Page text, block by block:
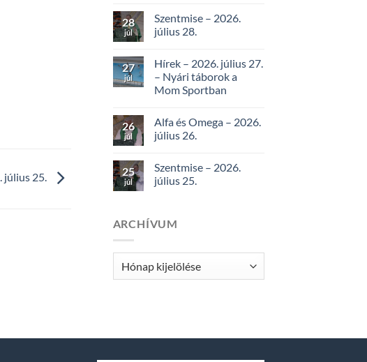
július 25.
28
júl
Szentmise – 2026.
július 28.
27
júl
Hírek – 2026. július 27.
– Nyári táborok a
Mom Sportban
26
júl
Alfa és Omega – 2026.
július 26.
25
júl
Szentmise – 2026.
július 25.
ARCHÍVUM
Archívum